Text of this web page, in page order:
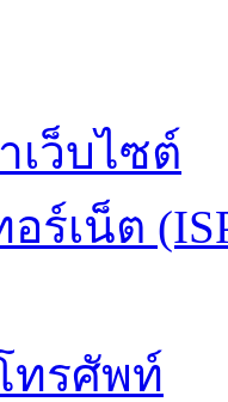
เว็บไซต์
ร์เน็ต
ทรศัพท์